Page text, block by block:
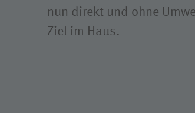
nun direkt und ohne
Ziel im Haus.